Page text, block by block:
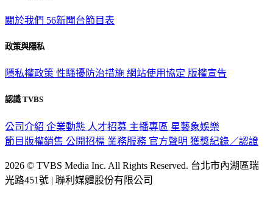
關於我們 56新聞台節目表
政策與隱私
隱私權政策 性騷擾防治措施 網站使用協定 版權宣告
認識 TVBS
公司介紹 企業動態 人才招募 主播專區 星藝象娛樂
節目版權銷售 公開招標 業務服務 官方聲明 獲獎紀錄／認證
2026 © TVBS Media Inc. All Rights Reserved. 台北市內湖區瑞
光路451號 | 聯利媒體股份有限公司